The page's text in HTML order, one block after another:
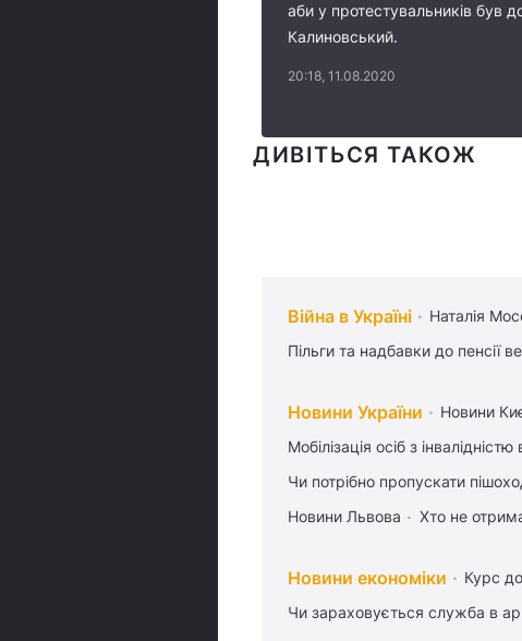
аби у протестувальників був
Калиновський.
20:18, 11.08.2020
ДИВІТЬСЯ ТАКОЖ
Війна в Україні Наталія
Пільги та надбавки до пенсії
Новини України Новини
Мобілізація осіб з
Чи потрібно пропускати
Новини Львова
Хто не
Новини економіки Курс
Чи зараховується служба в